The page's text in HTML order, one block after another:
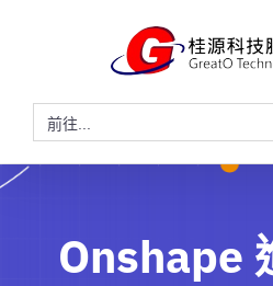
前往...
Onshape